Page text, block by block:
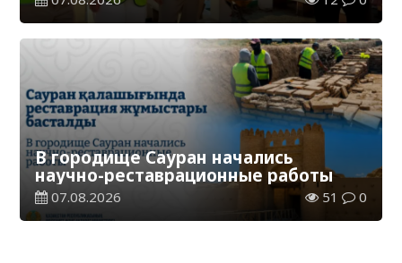
В городище Сауран начались
научно-реставрационные работы
07.08.2026 51 0